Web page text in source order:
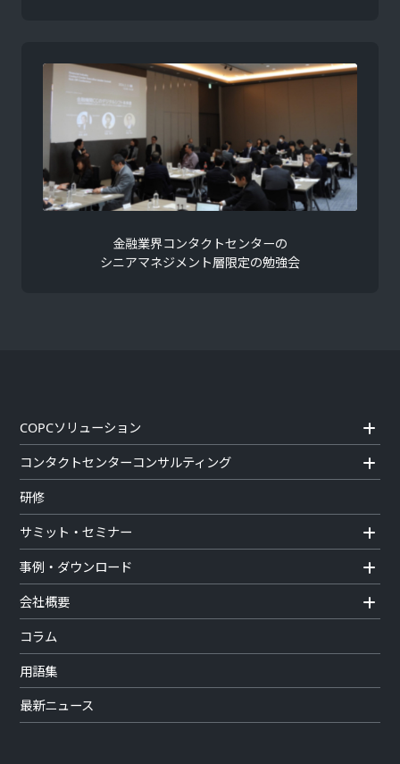
金融業界コンタクトセンターの
シニアマネジメント層限定の勉強会
COPCソリューション
コンタクトセンターコンサルティング
研修
サミット・セミナー
事例・ダウンロード
会社概要
コラム
用語集
最新ニュース